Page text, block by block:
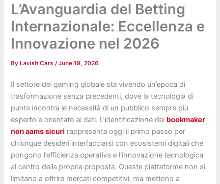
L’Avanguardia del Betting
Internazionale: Eccellenza e
Innovazione nel 2026
By Lavish Cars/June 19, 2026
Il settore del gaming globale sta vivendo un’epoca di
trasformazione senza precedenti, dove la tecnologia di
punta incontra le necessità di un pubblico sempre più
esperto e orientato ai dati. L’identificazione dei bookmaker
non aams sicuri rappresenta oggi il primo passo per
chiunque desideri interfacciarsi con ecosistemi digitali che
pongono l’efficienza operativa e l’innovazione tecnologica
al centro della propria proposta. Queste piattaforme non si
limitano a offrire mercati competitivi, ma mettono a